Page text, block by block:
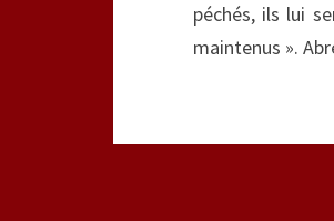
péchés, ils lui
maintenus ».